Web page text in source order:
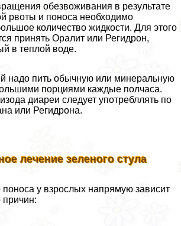
обезвоживания в результате
рвоты и поноса необходимо
количество жидкости. Для этого
принять Оралит или Регидрон,
в теплой воде.
надо пить обычную или минеральную
порциями каждые полчаса.
диареи следует употрeбллять по
или Регидрона.
лечение зеленого стула
поноса у взрослых напрямую зависит
причин: